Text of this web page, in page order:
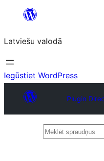
Pāriet
saturu
Latviešu valodā
Iegūstiet WordPress
Plugin
Meklēt